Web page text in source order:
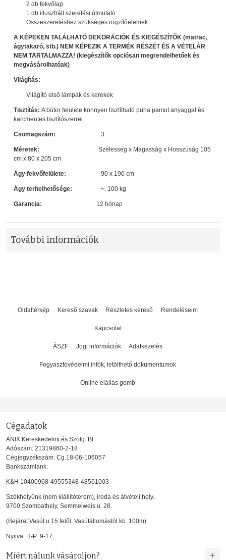
2 db fekvőlap
1 db illusztrált szerelési útmutató
Összeszereléshez szükséges rögzítőelemek
A KÉPEKEN TALÁLHATÓ DEKORÁCIÓK ÉS KIEGÉSZÍTŐK (matrac,
ágytakaró, stb.) NEM KÉPEZIK A TERMÉK RÉSZÉT ÉS A VÉTELÁR
NEM TARTALMAZZA! (kiegészítők opciósan megrendelhetőek és
megvásárolhatóak)
Világítás:
Világító első lámpák és kerekek
Tisztítás: A bútor felülete könnyen tisztítható puha pamut anyaggal és
karcmentes tisztítószerrel.
Csomagszám: 3
Méretek: Szélesség x Magasság x Hosszúság 105
cm x 80 x 205 cm
Ágy fekvőfelülete: 90 x 190 cm
Ágy terhelhetősége: ~. 100 kg
Garancia: 12 hónap
További információk
Oldaltérkép Kereső szavak Részletes kereső Rendeléseim
Kapcsolat
ÁSZF Jogi információk Adatkezelés
Fogyasztóvédelmi infók, letölthető dokumentumok
Online elállás gomb
Cégadatok
ANIX Kereskedelmi és Szolg. Bt.
Adószám: 21319860-2-18
Cégjegyzékszám: Cg.18-06-106057
Bankszámlánk:
K&H 10400968-49555348-48561003
Székhelyünk (nem kiállítóterem), iroda és átvételi hely.
9700 Szombathely, Semmelweis u. 28.
(Bejárat Vasút u 15 felől, Vasútállomástól kb. 100m)
Nyitva: H-P: 9-17,
Miért nálunk vásároljon?